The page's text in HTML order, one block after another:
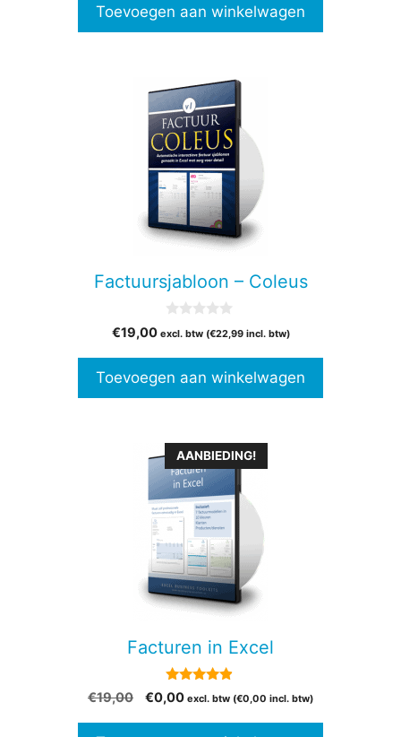
Toevoegen aan winkelwagen
Factuursjabloon – Coleus
v
5
€19,00 excl. btw (€22,99incl. btw)
Toevoegen aan winkelwagen
AANBIEDING!
Facturen in Excel
4.73
van 5
€19,00
Oorspronkelijke
€0,00Huidige
excl. btw (€0,00 incl. btw)